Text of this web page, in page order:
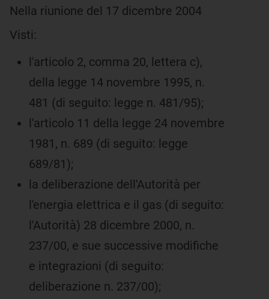
Nella riunione del 17 dicembre 2004
Visti:
l'articolo 2, comma 20, lettera c),
della legge 14 novembre 1995, n.
481 (di seguito: legge n. 481/95);
l'articolo 11 della legge 24 novembre
1981, n. 689 (di seguito: legge
689/81);
la deliberazione dell'Autorità per
l'energia elettrica e il gas (di seguito:
l'Autorità) 28 dicembre 2000, n.
237/00, e sue successive modifiche
e integrazioni (di seguito:
deliberazione n. 237/00);